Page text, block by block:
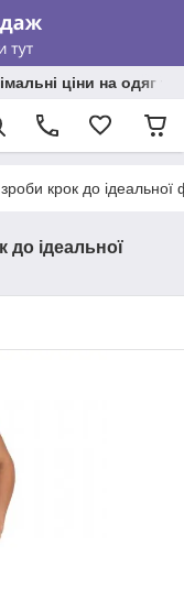
ціни на одяг
крок до ідеальної
до ідеальної